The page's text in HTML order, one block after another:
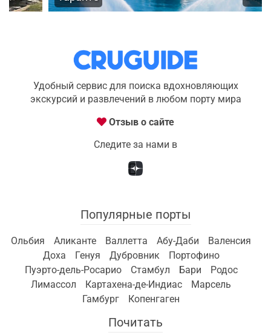
Удобный сервис для поиска вдохновляющих
экскурсий и развлечений в любом порту мира
Отзыв о сайте
Следите за нами в
Популярные порты
Ольбия Аликанте Валлетта Абу-Даби
Валенсия
Доха
Генуя Дубровник
Портофино
Пуэрто-дель-Росарио
Стамбул Бари
Родос
Лимассол
Картахена-де-Индиас
Марсель
Гамбург
Копенгаген
Почитать